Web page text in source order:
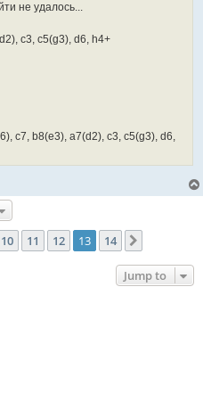
не удалось...
c3, c5(g3), d6, h4+
c7, b8(e3), a7(d2), c3, c5(g3), d6,
1410 11 12 13 14
Jump to